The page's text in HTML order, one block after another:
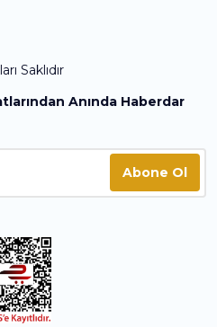
Saklıdır
Anında Haberdar
Abone Ol